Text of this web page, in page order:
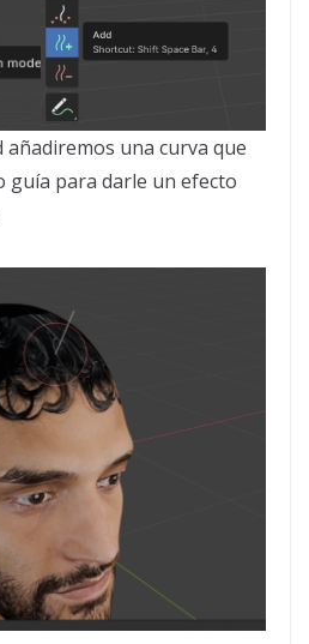
añadiremos una curva que
guía para darle un efecto